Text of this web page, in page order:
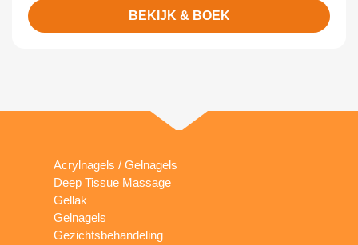
BEKIJK & BOEK
Acrylnagels / Gelnagels
Deep Tissue Massage
Gellak
Gelnagels
Gezichtsbehandeling